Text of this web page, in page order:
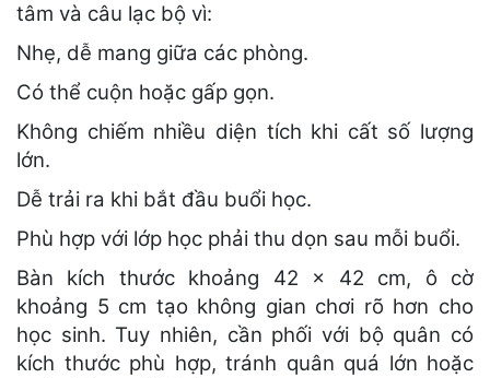
tâm và câu lạc bộ vì:
Nhẹ, dễ mang giữa các phòng.
Có thể cuộn hoặc gấp gọn.
Không chiếm nhiều diện tích khi cất số lượng
lớn.
Dễ trải ra khi bắt đầu buổi học.
Phù hợp với lớp học phải thu dọn sau mỗi buổi.
Bàn kích thước khoảng 42 × 42 cm, ô cờ
khoảng 5 cm tạo không gian chơi rõ hơn cho
học sinh. Tuy nhiên, cần phối với bộ quân có
kích thước phù hợp, tránh quân quá lớn hoặc